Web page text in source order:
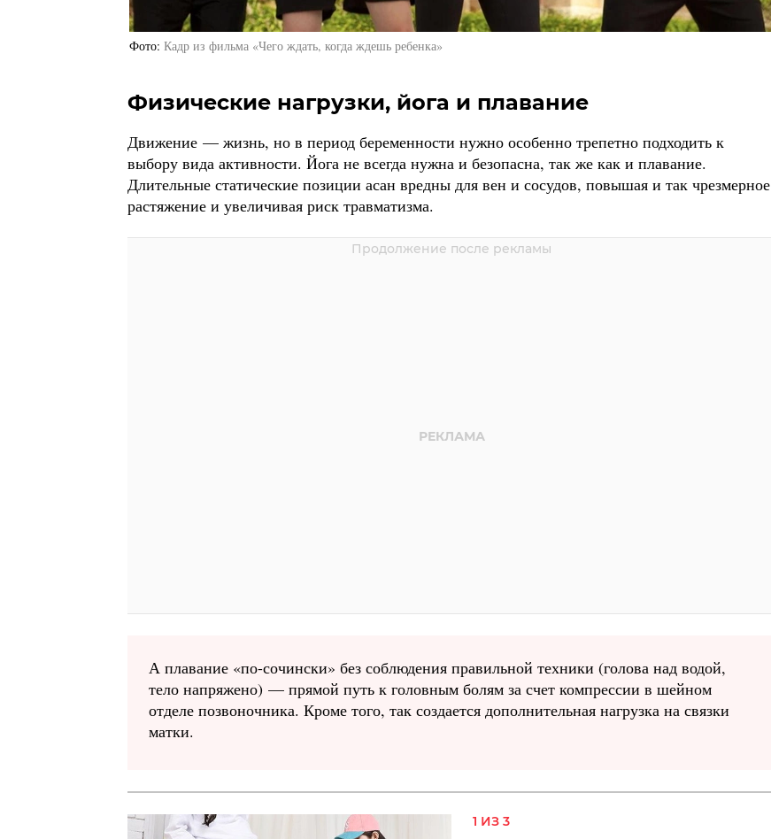
Фото Кадр из фильма «Чего ждать, когда ждешь ребенка»
Физические нагрузки, йога и плавание
Движение — жизнь, но в период беременности нужно особенно трепетно подходить к
выбору вида активности. Йога не всегда нужна и безопасна, так же как и плавание.
Длительные статические позиции асан вредны для вен и сосудов, повышая и так чрезмерное
растяжение и увеличивая риск травматизма.
А плавание «по-сочински» без соблюдения правильной техники (голова над водой,
тело напряжено) — прямой путь к головным болям за счет компрессии в шейном
отделе позвоночника. Кроме того, так создается дополнительная нагрузка на связки
матки.
1 ИЗ 3